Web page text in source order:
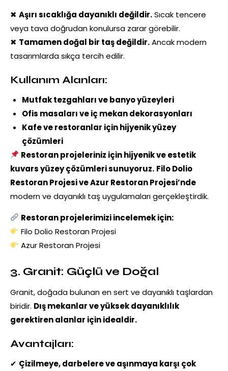
✖ Aşırı sıcaklığa dayanıklı değildir.Sıcak tencere
veya tava doğrudan konulursa zarar görebilir.
✖ Tamamen doğal bir taş değildir.Ancak modern
tasarımlarda sıkça tercih edilir.
Kullanım Alanları:
Mutfak tezgahları ve banyo yüzeyleri
Ofis masaları ve iç mekan dekorasyonları
Kafe ve restoranlar için hijyenik yüzey
çözümleri
Restoran projeleriniz için hijyenik ve estetik
kuvars yüzey çözümleri sunuyoruz. Filo Dolio
Restoran Projesi ve Azur Restoran Projesi’nde
modern ve dayanıklı taş uygulamaları gerçekleştirdik.
Restoran projelerimizi incelemek için:
Filo Dolio Restoran Projesi
Azur Restoran Projesi
3. Granit: Güçlü ve Doğal
Granit, doğada bulunan en sert ve dayanıklı taşlardan
biridir. Dış mekanlar ve yüksek dayanıklılık
gerektiren alanlar için idealdir.
Avantajları:
✔ Çizilmeye, darbelere ve aşınmaya karşı çok